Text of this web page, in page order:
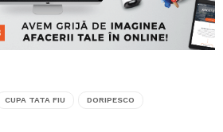
CUPA TATA FIU DORIPESCO